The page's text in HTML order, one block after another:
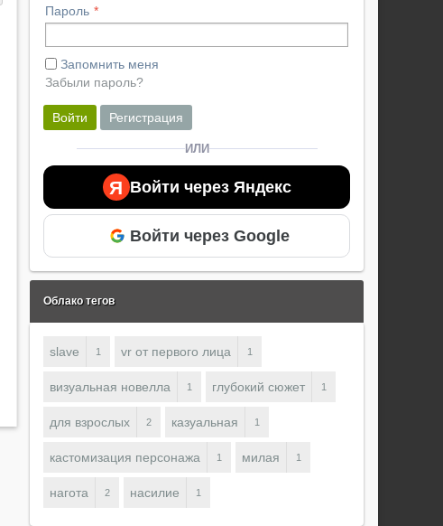
Пароль
Запомнить меня
Забыли пароль?
Войти Регистрация
ИЛИ
Я Войти через Яндекс
Войти через Google
Облако тегов
slave 1 vr от первого лица 1
визуальная новелла 1 глубокий сюжет 1
для взрослых 2 казуальная 1
кастомизация персонажа 1 милая 1
нагота 2 насилие 1